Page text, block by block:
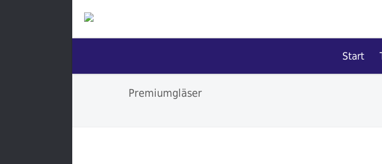
Start
Premiumgläser